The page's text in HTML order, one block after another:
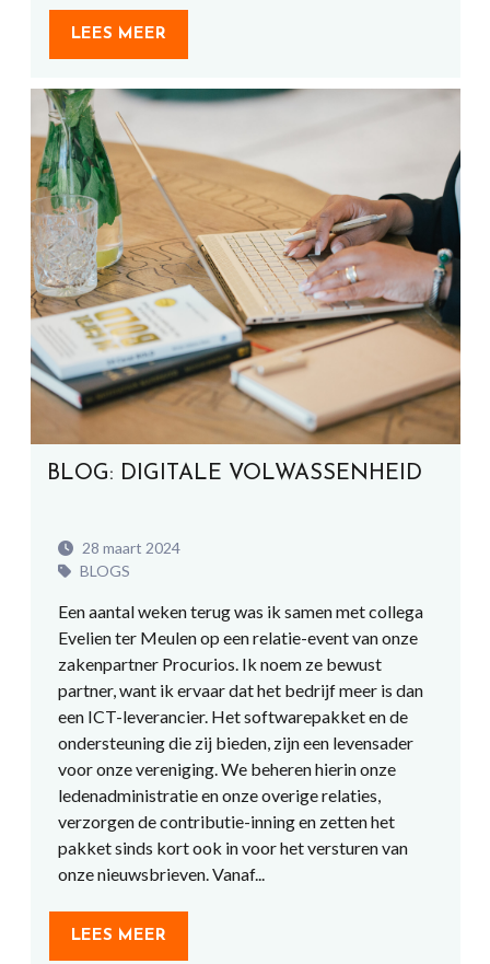
LEES MEER
BLOG: DIGITALE VOLWASSENHEID
28 maart 2024
BLOGS
Een aantal weken terug was ik samen met collega
Evelien ter Meulen op een relatie-event van onze
zakenpartner Procurios. Ik noem ze bewust
partner, want ik ervaar dat het bedrijf meer is dan
een ICT-leverancier. Het softwarepakket en de
ondersteuning die zij bieden, zijn een levensader
voor onze vereniging. We beheren hierin onze
ledenadministratie en onze overige relaties,
verzorgen de contributie-inning en zetten het
pakket sinds kort ook in voor het versturen van
onze nieuwsbrieven. Vanaf...
LEES MEER